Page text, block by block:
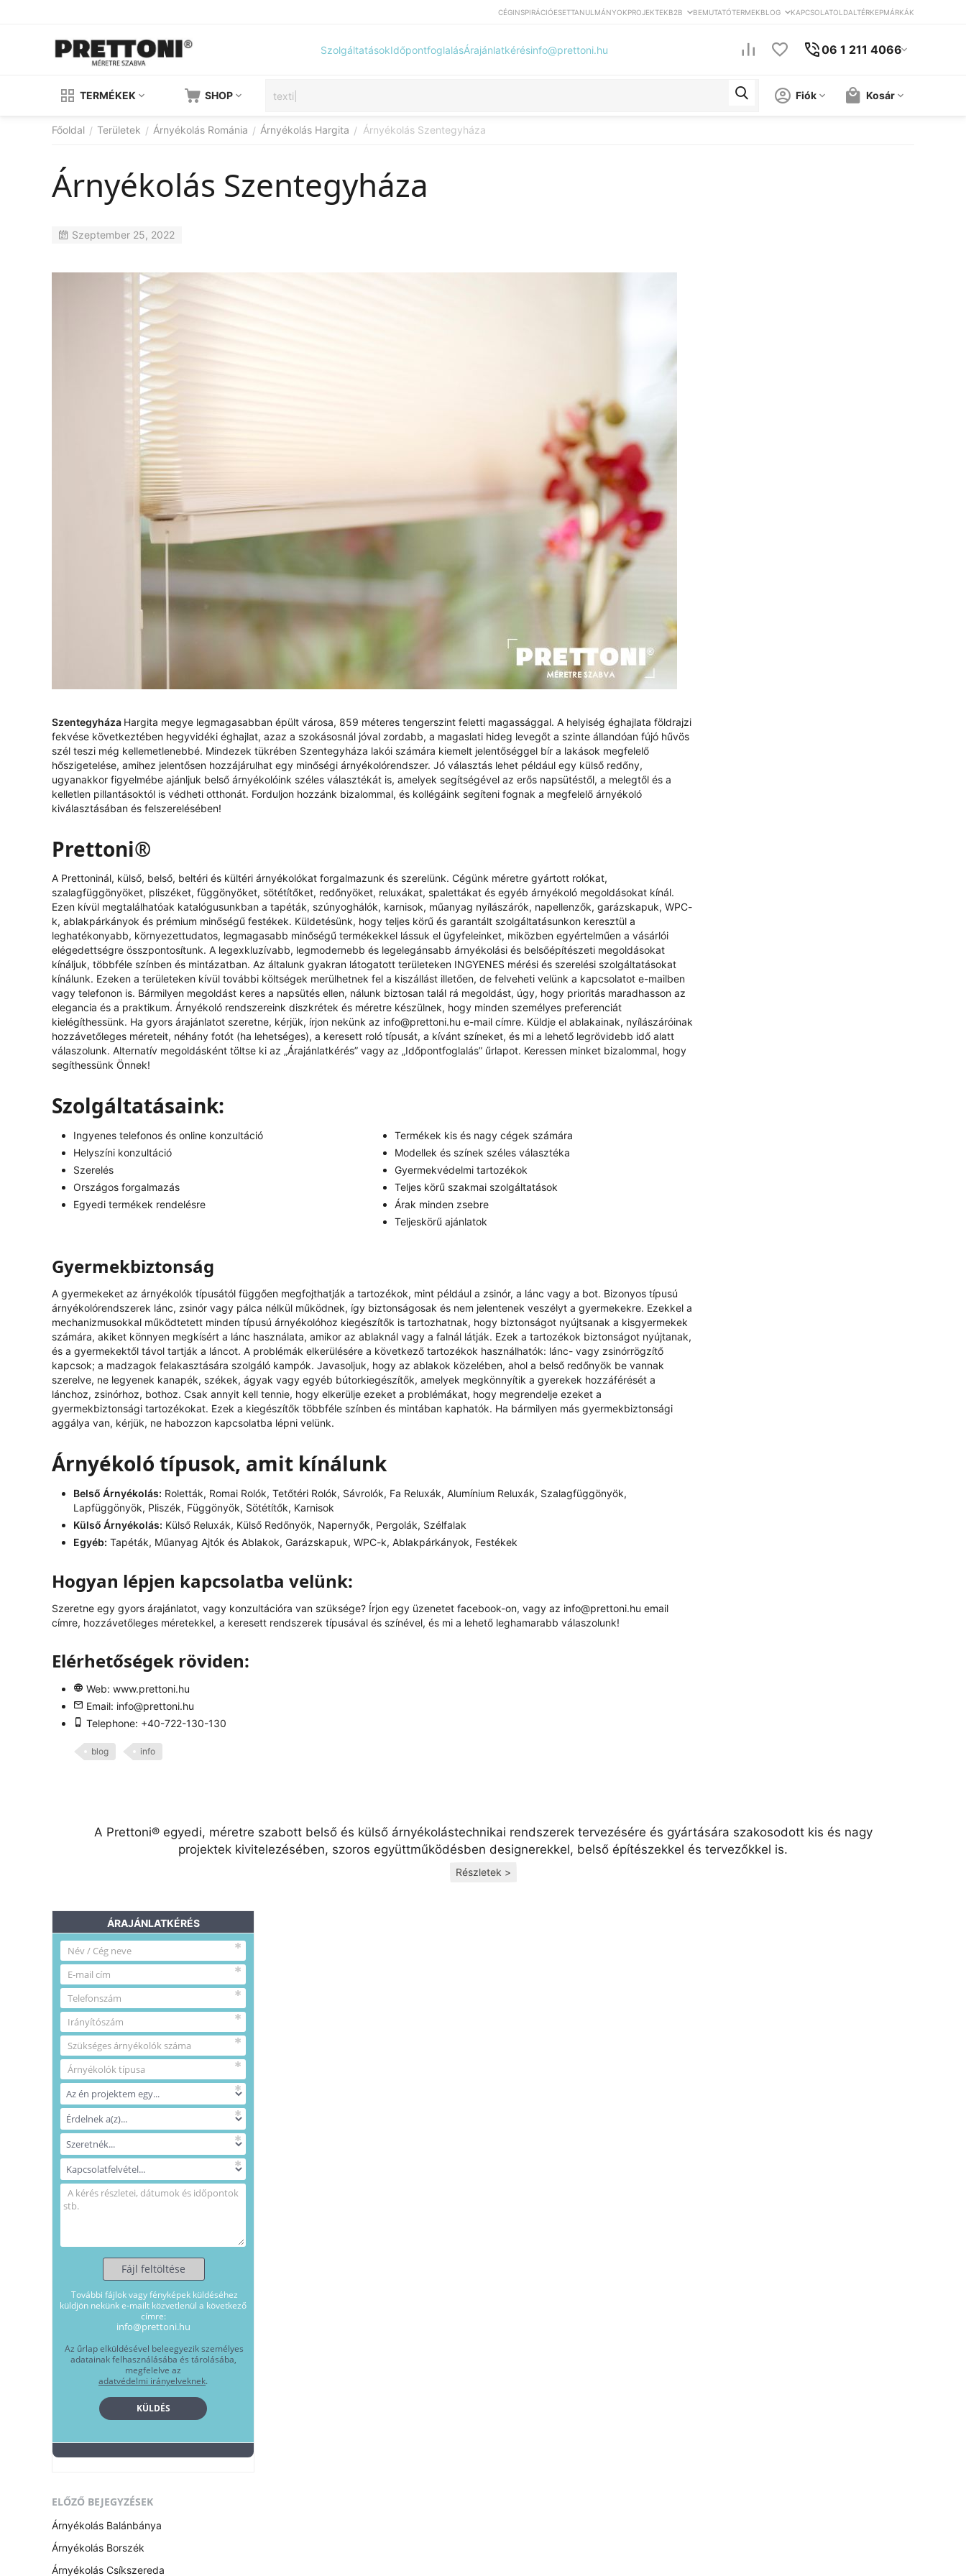
CÉGINSPIRÁCIÓESETTANULMÁNYOKPROJEKTEKB2B BEMUTATÓTERMEKBLOG KAPCSOLATOLDALTÉRKEPMÁRKÁK
SzolgáltatásokIdőpontfoglalásÁrajánlatkérésinfo@prettoni.hu 06 1 211 4066
TERMÉKEK SHOP Kosár
Fiók
Főoldal / Területek / Árnyékolás Románia / Árnyékolás Hargita / Árnyékolás Szentegyháza
Árnyékolás Szentegyháza
Szeptember 25, 2022
Szentegyháza Hargita megye legmagasabban épült városa, 859 méteres tengerszint feletti magassággal. A helyiség éghajlata földrajzi
fekvése következtében hegyvidéki éghajlat, azaz a szokásosnál jóval zordabb, a magaslati hideg levegőt a szinte állandóan fújó hűvös
szél teszi még kellemetlenebbé. Mindezek tükrében Szentegyháza lakói számára kiemelt jelentőséggel bír a lakások megfelelő
hőszigetelése, amihez jelentősen hozzájárulhat egy minőségi árnyékolórendszer. Jó választás lehet például egy külső redőny,
ugyanakkor figyelmébe ajánljuk belső árnyékolóink széles választékát is, amelyek segítségével az erős napsütéstől, a melegtől és a
kelletlen pillantásoktól is védheti otthonát. Forduljon hozzánk bizalommal, és kollégáink segíteni fognak a megfelelő árnyékoló
kiválasztásában és felszerelésében!
Prettoni®
A Prettoninál, külső, belső, beltéri és kültéri árnyékolókat forgalmazunk és szerelünk. Cégünk méretre gyártott rolókat,
szalagfüggönyöket, pliszéket, függönyöket, sötétítőket, redőnyöket, reluxákat, spalettákat és egyéb árnyékoló megoldásokat kínál.
Ezen kívül megtalálhatóak katalógusunkban a tapéták, szúnyoghálók, karnisok, műanyag nyílászárók, napellenzők, garázskapuk, WPC-
k, ablakpárkányok és prémium minőségű festékek. Küldetésünk, hogy teljes körű és garantált szolgáltatásunkon keresztül a
leghatékonyabb, környezettudatos, legmagasabb minőségű termékekkel lássuk el ügyfeleinket, miközben egyértelműen a vásárlói
elégedettségre összpontosítunk. A legexkluzívabb, legmodernebb és legelegánsabb árnyékolási és belsőépítészeti megoldásokat
kínáljuk, többféle színben és mintázatban. Az általunk gyakran látogatott területeken INGYENES mérési és szerelési szolgáltatásokat
kínálunk. Ezeken a területeken kívül további költségek merülhetnek fel a kiszállást illetően, de felveheti velünk a kapcsolatot e-mailben
vagy telefonon is. Bármilyen megoldást keres a napsütés ellen, nálunk biztosan talál rá megoldást, úgy, hogy prioritás maradhasson az
elegancia és a praktikum. Árnyékoló rendszereink diszkrétek és méretre készülnek, hogy minden személyes preferenciát
kielégíthessünk. Ha gyors árajánlatot szeretne, kérjük, írjon nekünk az info@prettoni.hu e-mail címre. Küldje el ablakainak, nyílászáróinak
hozzávetőleges méreteit, néhány fotót (ha lehetséges), a keresett roló típusát, a kívánt színeket, és mi a lehető legrövidebb idő alatt
válaszolunk. Alternatív megoldásként töltse ki az „Árajánlatkérés” vagy az „Időpontfoglalás” űrlapot. Keressen minket bizalommal, hogy
segíthessünk Önnek!
Szolgáltatásaink:
Ingyenes telefonos és online konzultáció
Helyszíni konzultáció
Szerelés
Országos forgalmazás
Egyedi termékek rendelésre
Termékek kis és nagy cégek számára
Modellek és színek széles választéka
Gyermekvédelmi tartozékok
Teljes körű szakmai szolgáltatások
Árak minden zsebre
Teljeskörű ajánlatok
Gyermekbiztonság
A gyermekeket az árnyékolók típusától függően megfojthatják a tartozékok, mint például a zsinór, a lánc vagy a bot. Bizonyos típusú
árnyékolórendszerek lánc, zsinór vagy pálca nélkül működnek, így biztonságosak és nem jelentenek veszélyt a gyermekekre. Ezekkel a
mechanizmusokkal működtetett minden típusú árnyékolóhoz kiegészítők is tartozhatnak, hogy biztonságot nyújtsanak a kisgyermekek
számára, akiket könnyen megkísért a lánc használata, amikor az ablaknál vagy a falnál látják. Ezek a tartozékok biztonságot nyújtanak,
és a gyermekektől távol tartják a láncot. A problémák elkerülésére a következő tartozékok használhatók: lánc- vagy zsinórrögzítő
kapcsok; a madzagok felakasztására szolgáló kampók. Javasoljuk, hogy az ablakok közelében, ahol a belső redőnyök be vannak
szerelve, ne legyenek kanapék, székek, ágyak vagy egyéb bútorkiegészítők, amelyek megkönnyítik a gyerekek hozzáférését a
lánchoz, zsinórhoz, bothoz. Csak annyit kell tennie, hogy elkerülje ezeket a problémákat, hogy megrendelje ezeket a
gyermekbiztonsági tartozékokat. Ezek a kiegészítők többféle színben és mintában kaphatók. Ha bármilyen más gyermekbiztonsági
aggálya van, kérjük, ne habozzon kapcsolatba lépni velünk.
Árnyékoló típusok, amit kínálunk
Belső Árnyékolás: Roletták, Romai Rolók, Tetőtéri Rolók, Sávrolók, Fa Reluxák, Alumínium Reluxák, Szalagfüggönyök,
Lapfüggönyök, Pliszék, Függönyök, Sötétítők, Karnisok
Külső Árnyékolás: Külső Reluxák, Külső Redőnyök, Napernyők, Pergolák, Szélfalak
Egyéb: Tapéták, Műanyag Ajtók és Ablakok, Garázskapuk, WPC-k, Ablakpárkányok, Festékek
Hogyan lépjen kapcsolatba velünk:
Szeretne egy gyors árajánlatot, vagy konzultációra van szüksége? Írjon egy üzenetet facebook-on, vagy az info@prettoni.hu email
címre, hozzávetőleges méretekkel, a keresett rendszerek típusával és színével, és mi a lehető leghamarabb válaszolunk!
Elérhetőségek röviden:
Web: www.prettoni.hu
Email: info@prettoni.hu
Telephone: +40-722-130-130
blog info
A Prettoni® egyedi, méretre szabott belső és külső árnyékolástechnikai rendszerek tervezésére és gyártására szakosodott kis és nagy
projektek kivitelezésében, szoros együttműködésben designerekkel, belső építészekkel és tervezőkkel is.
Részletek >
ÁRAJÁNLATKÉRÉS
ELŐZŐ BEJEGYZÉSEK
Árnyékolás Balánbánya
Árnyékolás Borszék
Árnyékolás Csíkszereda